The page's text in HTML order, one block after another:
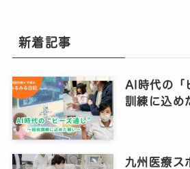
新着記事
AI時代の「
訓練に込め
九州医療ス